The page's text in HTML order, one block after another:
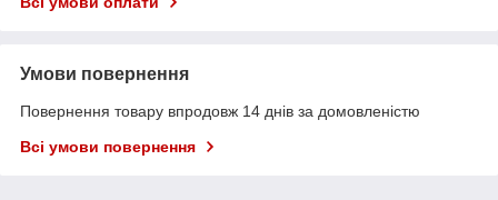
Умови повернення
Повернення товару впродовж 14 днів за домовленістю
Всі умови повернення